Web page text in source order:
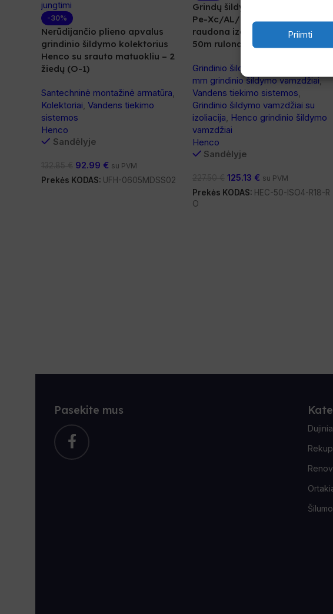
Priimti
-30%
Nerūdijančio plieno apvalus
grindinio šildymo kolektorius
Henco su srauto matuokliu – 2
žiedų (O-1)
Santechninė montažinė armatūra,
Kolektoriai, Vandens tiekimo
sistemos
Henco
Sandėlyje
92.99 € su PVM
Prekės KODAS: UFH-0605MDSS02
Grindų šildymo vamzdis Henco
Pe-Xc/AL/Pe-Xc RIXc su
raudona izoliacija 6mm d18
50m rulonas
Grindinio šildymo vamzdžiai
mm grindinio šildymo vamzdžiai,
Vandens tiekimo sistemos,
Grindinio šildymo vamzdžiai su
izoliacija, Henco grindinio šildymo
vamzdžiai
Henco
Sandėlyje
125.13 € su PVM
Prekės KODAS: HEC-50-ISO4-R18-R
O
Pasekite mus